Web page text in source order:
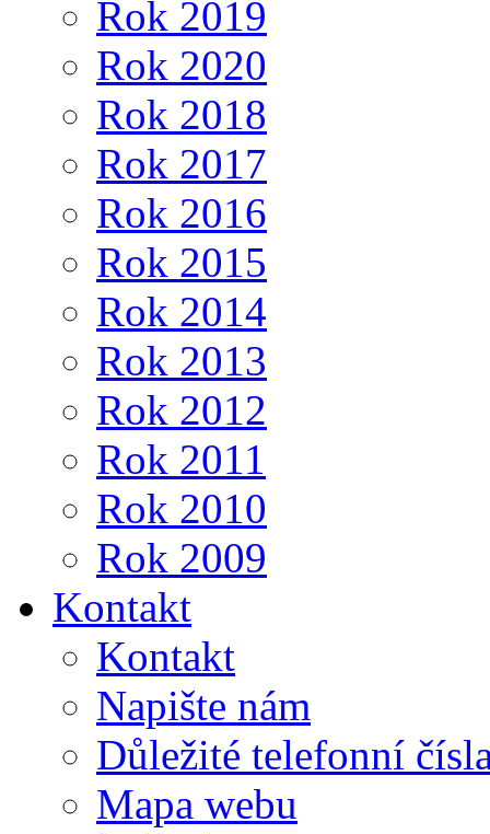
Rok 2019
Rok 2020
Rok 2018
Rok 2017
Rok 2016
Rok 2015
Rok 2014
Rok 2013
Rok 2012
Rok 2011
Rok 2010
Rok 2009
Kontakt
Kontakt
Napište nám
Důležité telefonní
Mapa webu